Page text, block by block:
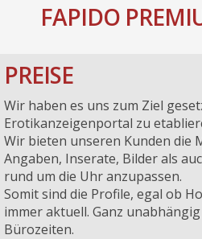
FAPIDO
PREISE
Wir haben es uns zum Ziel
Erotikanzeigenportal zu
Wir bieten unseren Kunden die
Angaben, Inserate, Bilder als
rund um die Uhr anzupassen.
Somit sind die Profile, egal ob
immer aktuell. Ganz
Bürozeiten.